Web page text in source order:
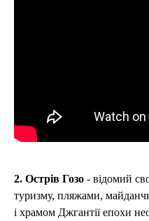
2. Острів Гозо - відомий
туризму, пляжами,
і храмом Джгантії епохи